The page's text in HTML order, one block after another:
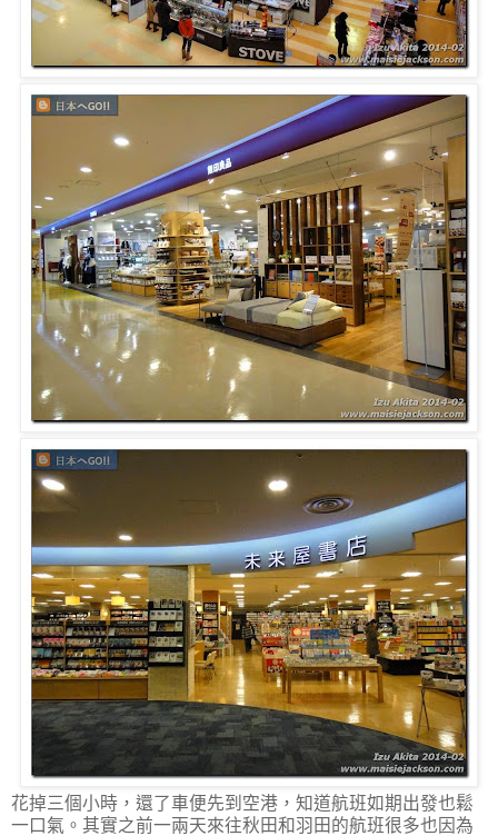
花掉三個小時，還了車便先到空港，知道航班如期出發也鬆
一口氣。其實之前一兩天來往秋田和羽田的航班很多也因為